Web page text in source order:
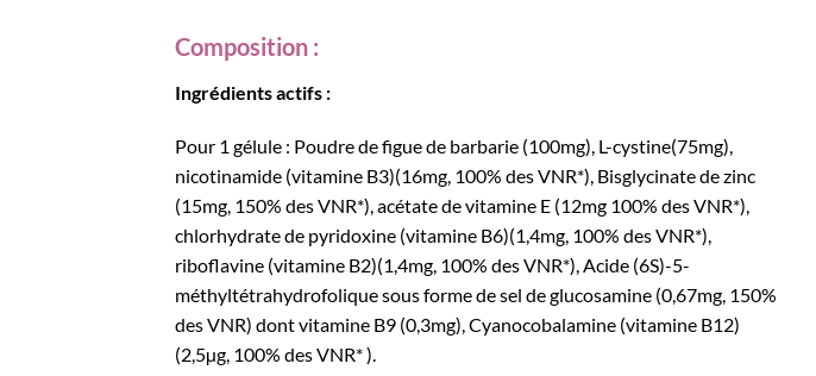
Composition :
Ingrédients actifs :
Pour 1 gélule : Poudre de figue de barbarie (100mg), L-cystine(75mg),
nicotinamide (vitamine B3)(16mg, 100% des VNR*), Bisglycinate de zinc
(15mg, 150% des VNR*), acétate de vitamine E (12mg 100% des VNR*),
chlorhydrate de pyridoxine (vitamine B6)(1,4mg, 100% des VNR*),
riboflavine (vitamine B2)(1,4mg, 100% des VNR*), Acide (6S)-5-
méthyltétrahydrofolique sous forme de sel de glucosamine (0,67mg, 150%
des VNR) dont vitamine B9 (0,3mg), Cyanocobalamine (vitamine B12)
(2,5µg, 100% des VNR* ).